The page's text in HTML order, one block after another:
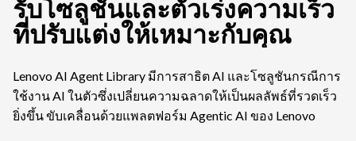
รับโซลูชันและตัวเร่งความเร็ว
ที่ปรับแต่งให้เหมาะกับคุณ
Lenovo AI Agent Library มีการสาธิต AI และโซลูชันกรณีการ
ใช้งาน AI ในตัวซึ่งเปลี่ยนความฉลาดให้เป็นผลลัพธ์ที่รวดเร็ว
ยิ่งขึ้น ขับเคลื่อนด้วยแพลตฟอร์ม Agentic AI ของ Lenovo